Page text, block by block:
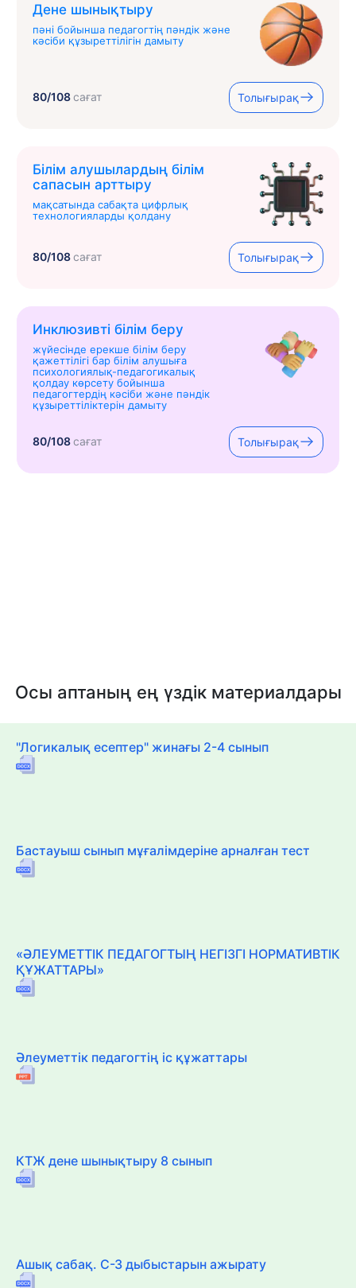
Дене шынықтыру
пәні бойынша педагогтің пәндік және
кәсіби құзыреттілігін дамыту
80/108сағат Толығырақ
Білім алушылардың білім
сапасын арттыру
мақсатында сабақта цифрлық
технологияларды қолдану
80/108сағат Толығырақ
Инклюзивті білім беру
жүйесінде ерекше білім беру
қажеттілігі бар білім алушыға
психологиялық-педагогикалық
қолдау көрсету бойынша
педагогтердің кәсіби және пәндік
құзыреттіліктерін дамыту
80/108сағат Толығырақ
Осы аптаның ең үздік материалдары
"Логикалық есептер" жинағы 2-4 сынып
Бастауыш сынып мұғалімдеріне арналған тест
«ӘЛЕУМЕТТІК ПЕДАГОГТЫҢ НЕГІЗГІ НОРМАТИВТІК
ҚҰЖАТТАРЫ»
Әлеуметтік педагогтің іс құжаттары
КТЖ дене шынықтыру 8 сынып
Ашық сабақ. С-З дыбыстарын ажырату